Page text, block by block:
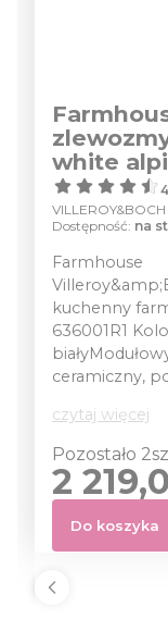
white
VILLEROY&BOCH
Dostępność: na
Farmhouse
kuchenny
636001R1
ceramiczny,
czytaj więcej
Pozostało
Cena
2
Do koszyka